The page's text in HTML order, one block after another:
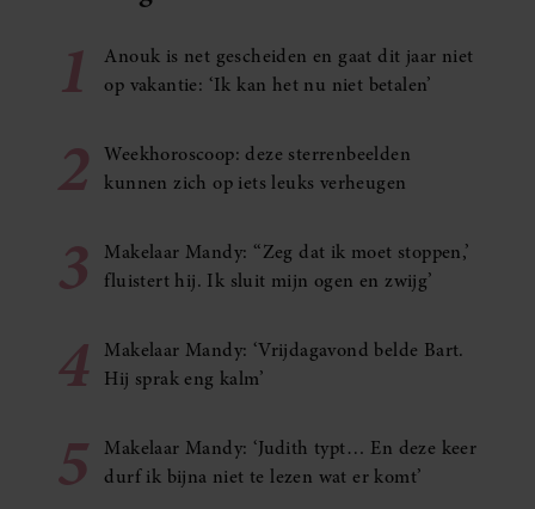
1
Anouk is net gescheiden en gaat dit jaar niet
op vakantie: ‘Ik kan het nu niet betalen’
2
Weekhoroscoop: deze sterrenbeelden
kunnen zich op iets leuks verheugen
3
Makelaar Mandy: ‘‘Zeg dat ik moet stoppen,’
fluistert hij. Ik sluit mijn ogen en zwijg’
4
Makelaar Mandy: ‘Vrijdagavond belde Bart.
Hij sprak eng kalm’
5
Makelaar Mandy: ‘Judith typt… En deze keer
durf ik bijna niet te lezen wat er komt’